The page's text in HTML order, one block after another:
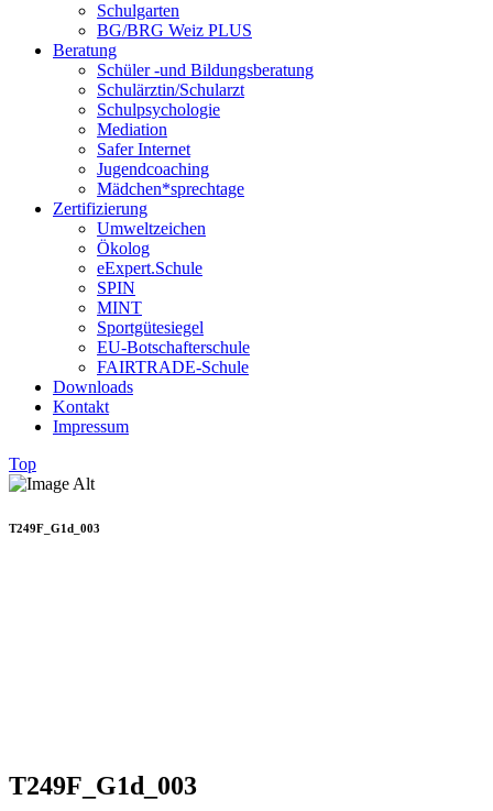
Schulgarten
BG/BRG Weiz PLUS
Beratung
Schüler -und Bildungsberatung
Schulärztin/Schularzt
Schulpsychologie
Mediation
Safer Internet
Jugendcoaching
Mädchen*sprechtage
Zertifizierung
Umweltzeichen
Ökolog
eExpert.Schule
SPIN
MINT
Sportgütesiegel
EU-Botschafterschule
FAIRTRADE-Schule
Downloads
Kontakt
Impressum
Top
T249F_G1d_003
T249F_G1d_003